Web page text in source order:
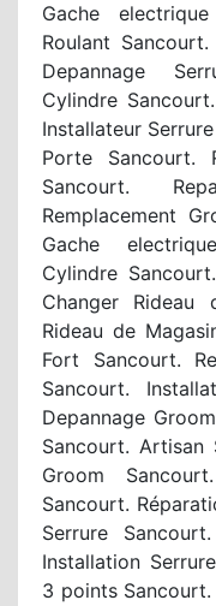
Gache
Roulant
Depannage
Cylindre
Installateur
Porte Sancourt.
Sancourt.
Remplacement
Gache
Cylindre
Changer Rideau
Rideau de
Fort Sancourt.
Sancourt.
Depannage
Sancourt. Artisan
Groom
Sancourt.
Serrure
Installation
3 points